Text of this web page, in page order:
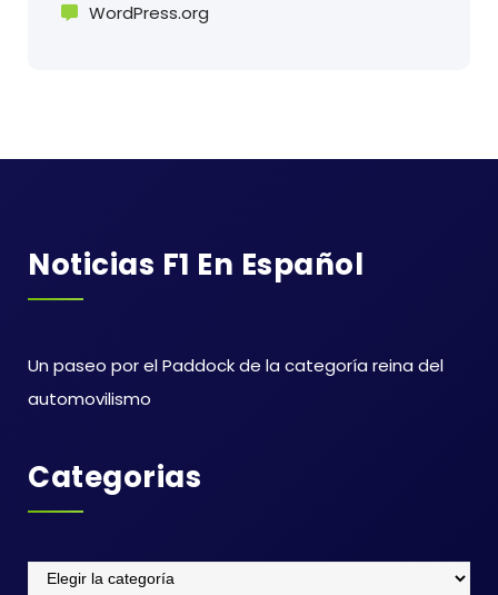
WordPress.org
Noticias F1 En Español
Un paseo por el Paddock de la categoría reina del
automovilismo
Categorias
Categorias